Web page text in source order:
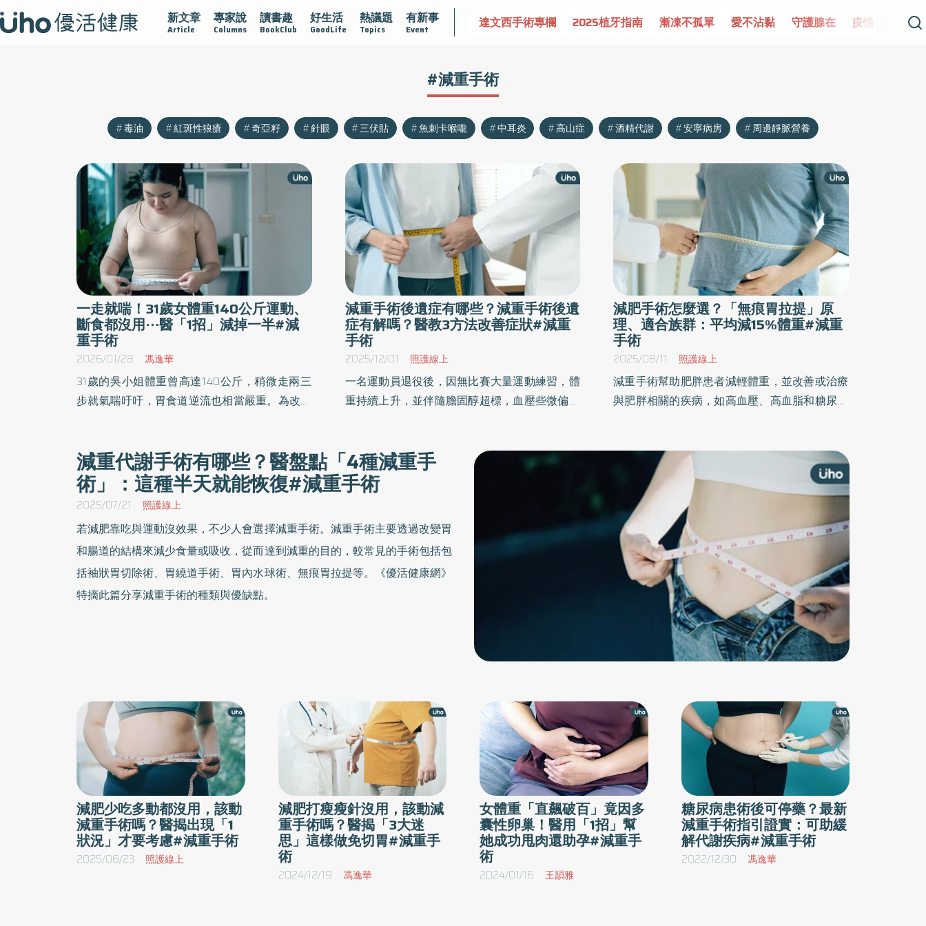
新文章
Article
專家說
Columns
讀書趣
BookClub
好生活
GoodLife
熱議題
Topics
有新事
Event
黏 守護腺在 疫情保衛戰 再生醫學 愛的未來視 認識攝護腺肥大 守護骨骼健康 達文西手術專欄 2025植牙指南 漸凍不孤單 愛不沾黏 守護腺在 疫情保衛戰
#減重手術
毒油 紅斑性狼瘡 奇亞籽 針眼 三伏貼 魚刺卡喉嚨 中耳炎 高山症 酒精代謝 安寧病房 周邊靜脈營養
一走就喘！31歲女體重140公斤運動、
斷食都沒用⋯醫「1招」減掉一半#減
重手術
2026/01/28 馮逸華
31歲的吳小姐體重曾高達140公斤，稍微走兩三
步就氣喘吁吁，胃食道逆流也相當嚴重。為改善
夾手術，術後她不僅食量明顯下降，也養成細嚼
慢嚥的飲食習慣，並持續回診追蹤、搭配營養門
診諮詢，3年內體重成功減至70公斤，生活品質
減重手術後遺症有哪些？減重手術後遺
症有解嗎？醫教3方法改善症狀#減重
手術
2025/12/01 照護線上
一名運動員退役後，因無比賽大量運動練習，體
重持續上升，並伴隨膽固醇超標，血壓些微偏高
提；術後4個月成功減去原體重17%，原先病症
也得以改善。《優活健康網》特摘此篇，由馬偕
紀念醫院消化科系醫師賴建翰說明目前減重術式
合自己的方式。
減肥手術怎麼選？「無痕胃拉提」原
理、適合族群：平均減15%體重#減重
手術
2025/08/11 照護線上
減重手術幫助肥胖患者減輕體重，並改善或治療
與肥胖相關的疾病，如高血壓、高血脂和糖尿病
提」手術的原理及注意事項，只要能與醫師密切
配合，大約半年的時間便有機會達到目標體重，
也可感覺到整體健康狀況顯著改善。
減重代謝手術有哪些？醫盤點「4種減重手
術」：這種半天就能恢復#減重手術
2025/07/21 照護線上
若減肥靠吃與運動沒效果，不少人會選擇減重手術。減重手術主要透過改變胃
和腸道的結構來減少食量或吸收，從而達到減重的目的，較常見的手術包括包
括袖狀胃切除術、胃繞道手術、胃內水球術、無痕胃拉提等。《優活健康網》
特摘此篇分享減重手術的種類與優缺點。
減肥少吃多動都沒用，該動
減重手術嗎？醫揭出現「1
狀況」才要考慮#減重手術
2025/06/23 照護線上
減肥打瘦瘦針沒用，該動減
重手術嗎？醫揭「3大迷
思」這樣做免切胃#減重手
術
2024/12/19 馮逸華
女體重「直飆破百」竟因多
囊性卵巢！醫用「1招」幫
她成功甩肉還助孕#減重手
術
2024/01/16 王韻雅
糖尿病患術後可停藥？最新
減重手術指引證實：可助緩
解代謝疾病#減重手術
2022/12/30 馮逸華